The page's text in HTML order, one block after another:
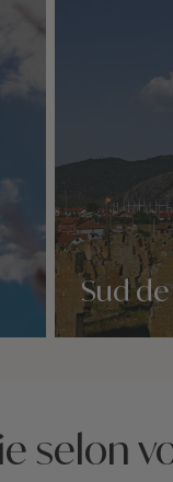
Sud
selon